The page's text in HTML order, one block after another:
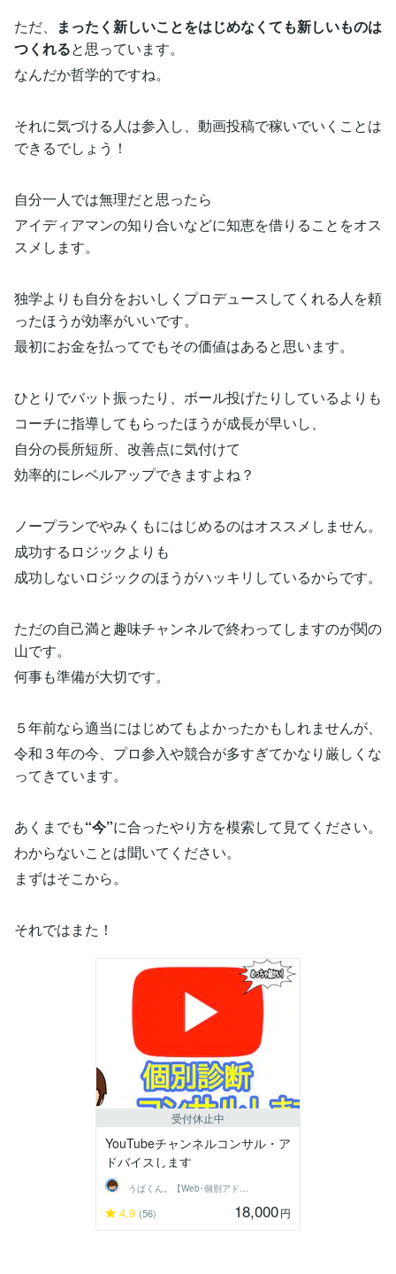
ただ、
まったく新しいことをはじめなくても新しいものは
つくれると思っています。
なんだか哲学的ですね。
それに気づける人は参入し、動画投稿で稼いでいくことは
できるでしょう！
自分一人では無理だと思ったら
アイディアマンの知り合いなどに知恵を借りることをオス
スメします。
独学よりも自分をおいしくプロデュースしてくれる人を頼
ったほうが効率がいいです。
最初にお金を払ってでもその価値はあると思います。
ひとりでバット振ったり、ボール投げたりしているよりも
コーチに指導してもらったほうが成長が早いし、
自分の長所短所、改善点に気付けて
効率的にレベルアップできますよね？
ノープランでやみくもにはじめるのはオススメしません。
成功するロジックよりも
成功しないロジックのほうがハッキリしているからです。
ただの自己満と趣味チャンネルで終わってしますのが関の
山です。
何事も準備が大切です。
５年前なら適当にはじめてもよかったかもしれませんが、
令和３年の今、プロ参入や競合が多すぎてかなり厳しくな
ってきています。
あくまでも“今”に合ったやり方を模索して見てください。
わからないことは聞いてください。
まずはそこから。
それではまた！
受付休止中
YouTubeチャンネルコンサル・ア
ドバイスします
うぱくん。【Web･個別アドバイス系】
4.9 (56) 18,000円